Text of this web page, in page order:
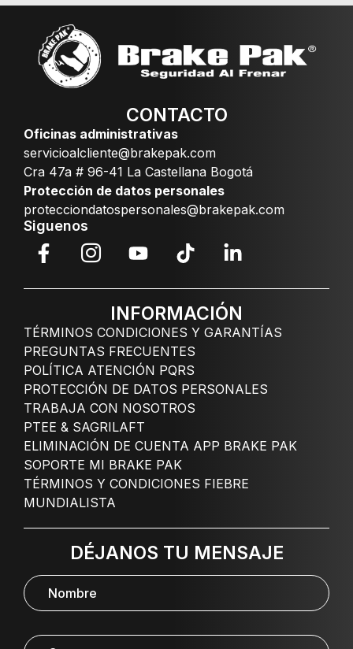
CONTACTO
Oficinas administrativas
servicioalcliente@brakepak.com
Cra 47a # 96-41 La Castellana Bogotá
Protección de datos personales
protecciondatospersonales@brakepak.com
Siguenos
INFORMACIÓN
TÉRMINOS CONDICIONES Y GARANTÍAS
PREGUNTAS FRECUENTES
POLÍTICA ATENCIÓN PQRS
PROTECCIÓN DE DATOS PERSONALES
TRABAJA CON NOSOTROS
PTEE & SAGRILAFT
ELIMINACIÓN DE CUENTA APP BRAKE PAK
SOPORTE MI BRAKE PAK
TÉRMINOS Y CONDICIONES FIEBRE
MUNDIALISTA
DÉJANOS TU MENSAJE